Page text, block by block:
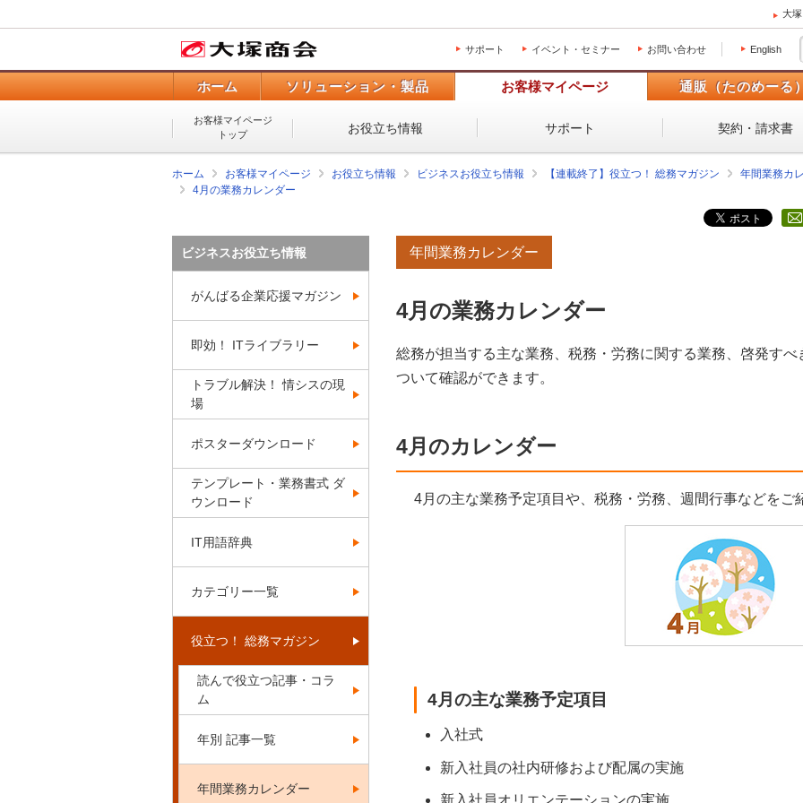
大
サポート イベント・セミナー お問い合わせ English
ホーム ソリューション・製品 お客様マイページ 通販（たのめーる）
お客様マイページ
トップ
お役立ち情報 サポート 契約・請求書
ホーム お客様マイページ お役立ち情報 ビジネスお役立ち情報 【連載終了】役立つ！ 総務マガジン
年間業務カ
4月の業務カレンダー
年間業務カレンダー
4月の業務カレンダー
総務が担当する主な業務、税務・労務に関する業務、啓発す
ついて確認ができます。
4月のカレンダー
4月の主な業務予定項目や、税務・労務、週間行事などをご
4月の主な業務予定項目
入社式
新入社員の社内研修および配属の実施
ビジネスお役立ち情報
がんばる企業応援マガジン
即効！ ITライブラリー
トラブル解決！ 情シスの現
場
ポスターダウンロード
テンプレート・業務書式 ダ
ウンロード
IT用語辞典
カテゴリー一覧
役立つ！ 総務マガジン
読んで役立つ記事・コラ
ム
年別 記事一覧
年間業務カレンダー